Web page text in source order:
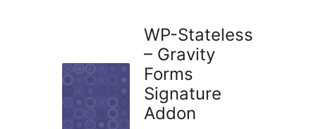
WP-Stateless
– Gravity
Forms
Signature
Addon